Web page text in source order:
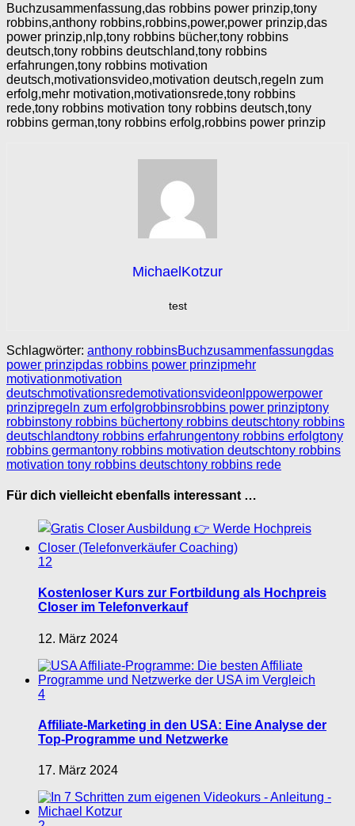
Buchzusammenfassung,das robbins power prinzip,tony
robbins,anthony robbins,robbins,power,power prinzip,das
power prinzip,nlp,tony robbins bücher,tony robbins
deutsch,tony robbins deutschland,tony robbins
erfahrungen,tony robbins motivation
deutsch,motivationsvideo,motivation deutsch,regeln zum
erfolg,mehr motivation,motivationsrede,tony robbins
rede,tony robbins motivation tony robbins deutsch,tony
robbins german,tony robbins erfolg,robbins power prinzip
MichaelKotzur
test
Schlagwörter: anthony robbinsBuchzusammenfassungdas
power prinzipdas robbins power prinzipmehr
motivationmotivation
deutschmotivationsredemotivationsvideonlppowerpower
prinzipregeln zum erfolgrobbinsrobbins power prinziptony
robbinstony robbins büchertony robbins deutschtony robbins
deutschlandtony robbins erfahrungentony robbins erfolgtony
robbins germantony robbins motivation deutschtony robbins
motivation tony robbins deutschtony robbins rede
Für dich vielleicht ebenfalls interessant …
12
Kostenloser Kurs zur Fortbildung als Hochpreis
Closer im Telefonverkauf
12. März 2024
4
Affiliate-Marketing in den USA: Eine Analyse der
Top-Programme und Netzwerke
17. März 2024